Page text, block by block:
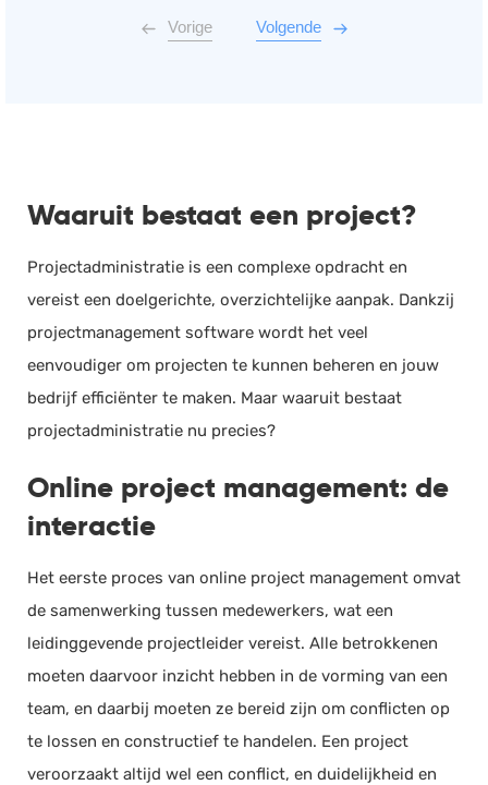
Vorige Volgende
Waaruit bestaat een project?
Projectadministratie is een complexe opdracht en
vereist een doelgerichte, overzichtelijke aanpak. Dankzij
projectmanagement software wordt het veel
eenvoudiger om projecten te kunnen beheren en jouw
bedrijf efficiënter te maken. Maar waaruit bestaat
projectadministratie nu precies?
Online project management: de
interactie
Het eerste proces van online project management omvat
de samenwerking tussen medewerkers, wat een
leidinggevende projectleider vereist. Alle betrokkenen
moeten daarvoor inzicht hebben in de vorming van een
team, en daarbij moeten ze bereid zijn om conflicten op
te lossen en constructief te handelen. Een project
veroorzaakt altijd wel een conflict, en duidelijkheid en